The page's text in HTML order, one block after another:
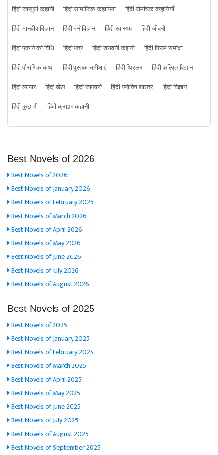
हिंदी जासूसी कहानी
हिंदी सामाजिक कहानियां
हिंदी रोमांचक कहानियाँ
हिंदी मानवीय विज्ञान
हिंदी मनोविज्ञान हिंदी स्वास्थ्य
हिंदी जीवनी
हिंदी पकाने की विधि
हिंदी पत्र हिंदी डरावनी कहानी
हिंदी फिल्म समीक्षा
हिंदी पौराणिक कथा
हिंदी पुस्तक समीक्षाएं हिंदी थ्रिलर
हिंदी कल्पित-विज्ञान
हिंदी व्यापार
हिंदी खेल हिंदी जानवरों हिंदी ज्योतिष शास्त्र
हिंदी विज्ञान
हिंदी कुछ भी
हिंदी क्राइम कहानी
Best Novels of 2026
Best Novels of 2026
Best Novels of January 2026
Best Novels of February 2026
Best Novels of March 2026
Best Novels of April 2026
Best Novels of May 2026
Best Novels of June 2026
Best Novels of July 2026
Best Novels of August 2026
Best Novels of 2025
Best Novels of 2025
Best Novels of January 2025
Best Novels of February 2025
Best Novels of March 2025
Best Novels of April 2025
Best Novels of May 2025
Best Novels of June 2025
Best Novels of July 2025
Best Novels of August 2025
Best Novels of September 2025